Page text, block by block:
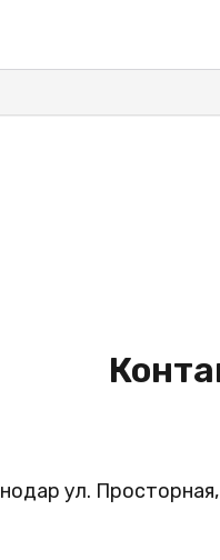
ул. Просторная,